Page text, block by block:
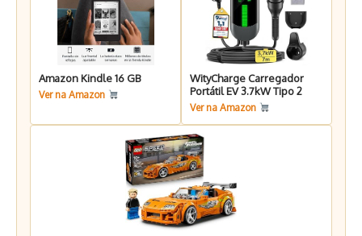
Amazon Kindle 16 GB
Ver na Amazon
WityCharge Carregador
Portátil EV 3.7kW Tipo 2
Ver na Amazon